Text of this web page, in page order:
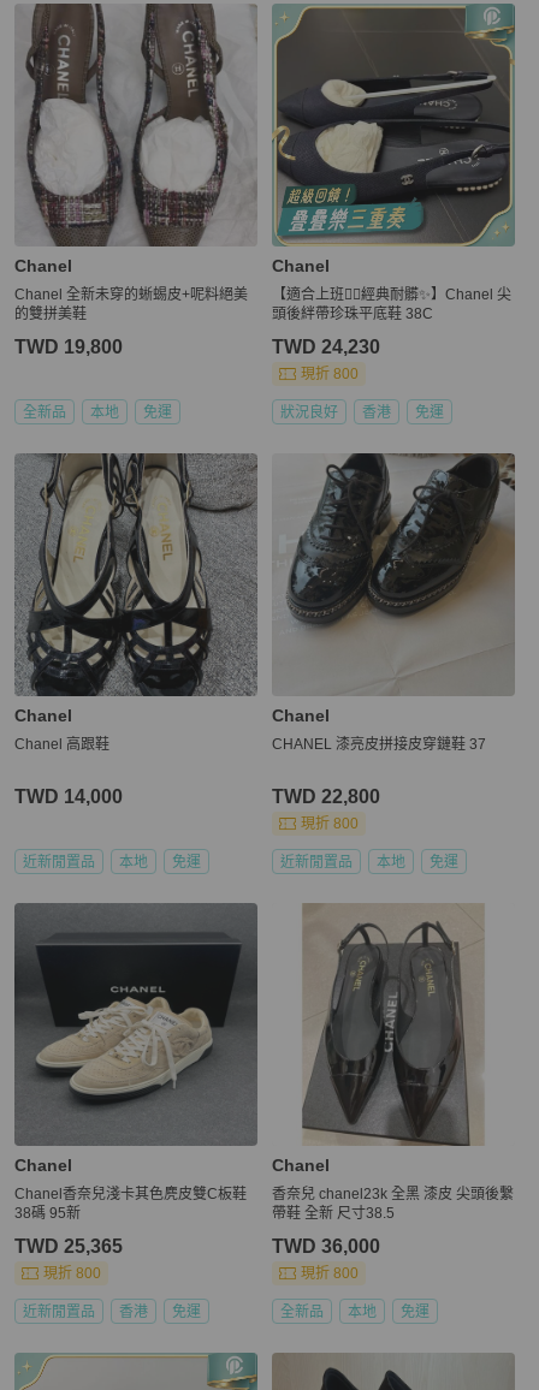
Chanel
Chanel 全新未穿的蜥蜴皮+呢料絕美
的雙拼美鞋
TWD 19,800
全新品 本地 免運
Chanel
【適合上班👍🏻經典耐髒✨】Chanel 尖
頭後絆帶珍珠平底鞋 38C
TWD 24,230
現折 800
狀況良好 香港 免運
Chanel
Chanel 高跟鞋
TWD 14,000
近新閒置品 本地 免運
Chanel
CHANEL 漆亮皮拼接皮穿鏈鞋 37
TWD 22,800
現折 800
近新閒置品 本地 免運
Chanel
Chanel香奈兒淺卡其色麂皮雙C板鞋
38碼 95新
TWD 25,365
現折 800
近新閒置品 香港 免運
Chanel
香奈兒 chanel23k 全黑 漆皮 尖頭後繫
帶鞋 全新 尺寸38.5
TWD 36,000
現折 800
全新品 本地 免運